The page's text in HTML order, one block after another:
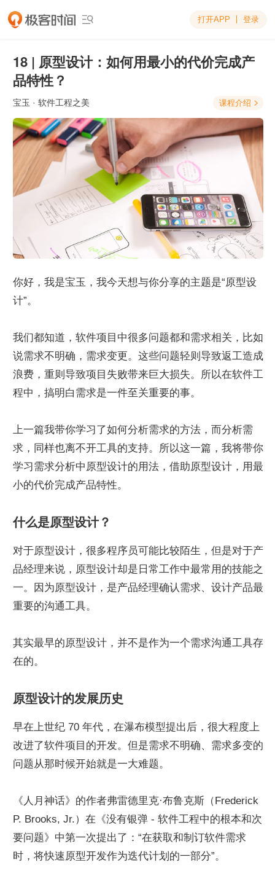
 打开APP 登录
18 | 原型设计：如何用最小的代价完成产
品特性？
宝玉 · 软件工程之美 课程介绍 
你好，我是宝玉，我今天想与你分享的主题是“原型设
计”。
我们都知道，软件项目中很多问题都和需求相关，比如
说需求不明确，需求变更。这些问题轻则导致返工造成
浪费，重则导致项目失败带来巨大损失。所以在软件工
程中，搞明白需求是一件至关重要的事。
上一篇我带你学习了如何分析需求的方法，而分析需
求，同样也离不开工具的支持。所以这一篇，我将带你
学习需求分析中原型设计的用法，借助原型设计，用最
小的代价完成产品特性。
什么是原型设计？
对于原型设计，很多程序员可能比较陌生，但是对于产
品经理来说，原型设计却是日常工作中最常用的技能之
一。因为原型设计，是产品经理确认需求、设计产品最
重要的沟通工具。
其实最早的原型设计，并不是作为一个需求沟通工具存
在的。
原型设计的发展历史
早在上世纪 70 年代，在瀑布模型提出后，很大程度上
改进了软件项目的开发。但是需求不明确、需求多变的
问题从那时候开始就是一大难题。
《人月神话》的作者弗雷德里克·布鲁克斯（Frederick
P. Brooks, Jr.）在《没有银弹 - 软件工程中的根本和次
要问题》中第一次提出了：“在获取和制订软件需求
时，将快速原型开发作为迭代计划的一部分”。